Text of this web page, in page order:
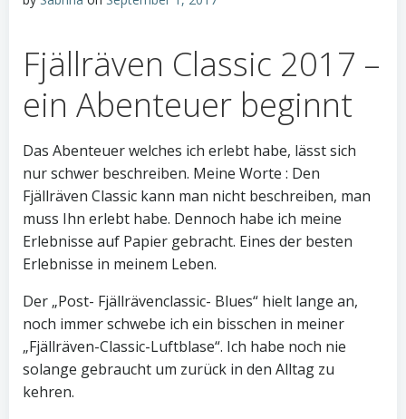
Fjällräven Classic 2017 –
ein Abenteuer beginnt
Das Abenteuer welches ich erlebt habe, lässt sich
nur schwer beschreiben. Meine Worte : Den
Fjällräven Classic kann man nicht beschreiben, man
muss Ihn erlebt habe. Dennoch habe ich meine
Erlebnisse auf Papier gebracht. Eines der besten
Erlebnisse in meinem Leben.
Der „Post- Fjällrävenclassic- Blues“ hielt lange an,
noch immer schwebe ich ein bisschen in meiner
„Fjällräven-Classic-Luftblase“. Ich habe noch nie
solange gebraucht um zurück in den Alltag zu
kehren.